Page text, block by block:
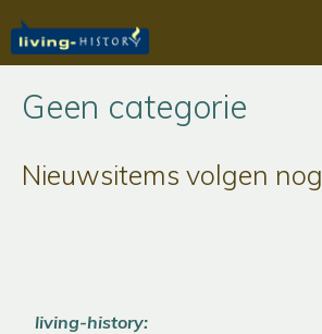
naar
de
inhoudGeen categorie
Nieuwsitems volgen nog
living-history: